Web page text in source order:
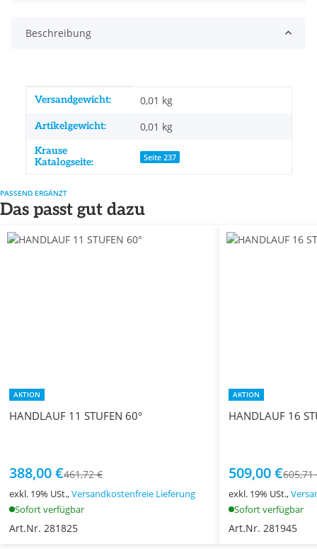
Beschreibung
Produkteigenschaft
Wert
Versandgewicht: 0,01 kg
Artikelgewicht: 0,01 kg
Krause
Katalogseite:
Seite 237
PASSEND ERGÄNZT
Das passt gut dazu
AKTION
HANDLAUF 11 STUFEN 60°
388,00 €461,72 €
exkl. 19% USt.,Versandkostenfreie Lieferung
Sofort verfügbar
Art.Nr. 281825
AKTION
HANDLAUF 16
509,00 €605,71
exkl. 19% USt.,
Sofort verfügbar
Art.Nr. 281945